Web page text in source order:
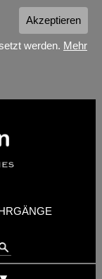
Akzeptieren
werden. Mehr